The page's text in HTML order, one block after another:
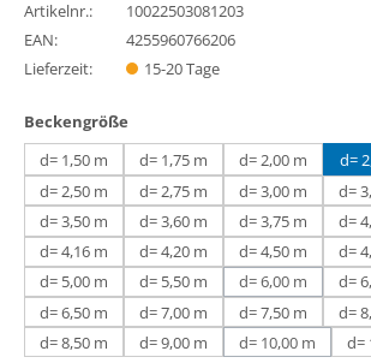
Artikelnr.:
10022503081203
EAN:
4255960766206
Lieferzeit:
15-20 Tage
Beckengröße
d= 1,50 m
d= 1,75 m d= 2,00 m
d=
d= 2,50 m
d= 2,75 m d= 3,00 m
d=
d= 3,50 m
d= 3,60 m d= 3,75 m
d=
d= 4,16 m
d= 4,20 m d= 4,50 m
d=
d= 5,00 m
d= 5,50 m d= 6,00 m(Diese Option
d=
d= 6,50 m
d= 7,00 m d= 7,50 m
d=
d= 8,50 m
d= 9,00 m d= 10,00 m(Diese Option
d=